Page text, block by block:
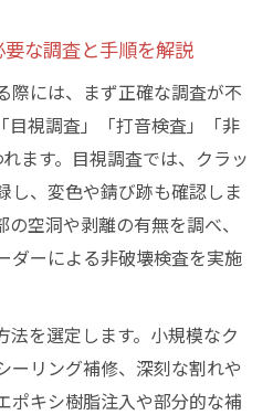
な調査と手順を解説
際には、まず正確な調査が不
目視調査」「打音検査」「非
ます。目視調査では、クラッ
し、変色や錆び跡も確認しま
空洞や剥離の有無を調べ、
ダーによる非破壊検査を実施
法を選定します。小規模なク
ーリング補修、深刻な割れや
ポキシ樹脂注入や部分的な補